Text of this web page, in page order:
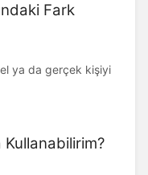
Fark
ya da gerçek kişiyi
Kullanabilirim?